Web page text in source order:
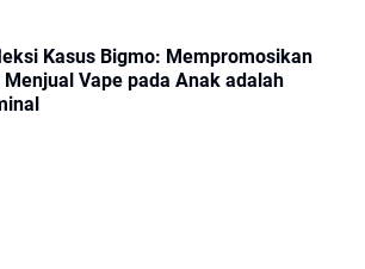
Kasus Bigmo: Mempromosikan
Menjual Vape pada Anak adalah